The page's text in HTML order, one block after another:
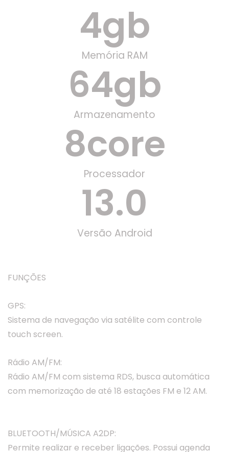
Memória RAM
4gb
Armazenamento
64gb
Processador
8core
Versão Android
13.0
FUNÇÕES
GPS:
Sistema de navegação via satélite com controle
touch screen.
Rádio AM/FM:
Rádio AM/FM com sistema RDS, busca automática
com memorização de até 18 estações FM e 12 AM.
BLUETOOTH/MÚSICA A2DP:
Permite realizar e receber ligações. Possui agenda